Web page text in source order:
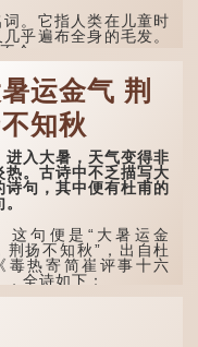
。它指人类在儿童时
乎遍布全身的毛发。
会...
运金气 荆
知秋
大暑，天气变得非
热。古诗中不乏描写大
诗句，其中便有杜甫的
句便是“大暑运金
荆扬不知秋”，出自杜
毒热寄简崔评事十六
，全诗如下：